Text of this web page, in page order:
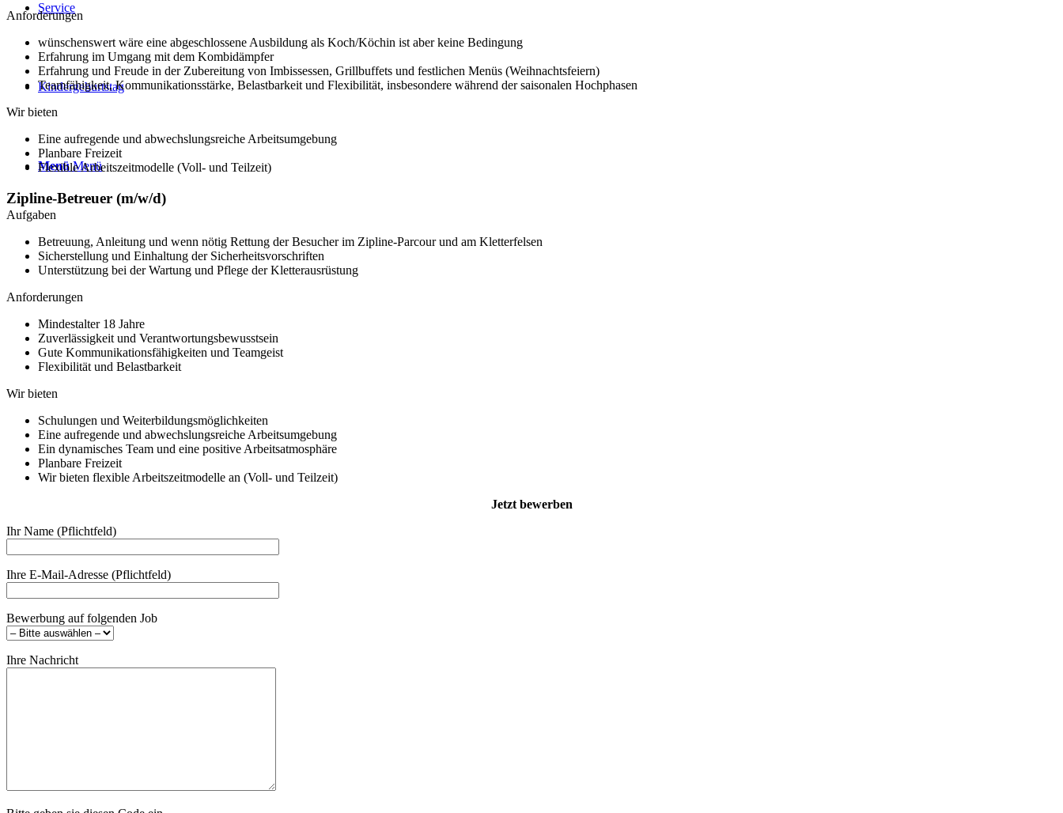
Service
Kindergeburtstag
Menü Menü
Anforderungen
wünschenswert wäre eine abgeschlossene Ausbildung als Koch/Köchin ist aber keine Bedingung
Erfahrung im Umgang mit dem Kombidämpfer
Erfahrung und Freude in der Zubereitung von Imbissessen, Grillbuffets und festlichen Menüs (Weihnachtsfeiern)
Teamfähigkeit, Kommunikationsstärke, Belastbarkeit und Flexibilität, insbesondere während der saisonalen Hochphasen
Wir bieten
Eine aufregende und abwechslungsreiche Arbeitsumgebung
Planbare Freizeit
Flexible Arbeitszeitmodelle (Voll- und Teilzeit)
Zipline-Betreuer (m/w/d)
Aufgaben
Betreuung, Anleitung und wenn nötig Rettung der Besucher im Zipline-Parcour und am Kletterfelsen
Sicherstellung und Einhaltung der Sicherheitsvorschriften
Unterstützung bei der Wartung und Pflege der Kletterausrüstung
Anforderungen
Mindestalter 18 Jahre
Zuverlässigkeit und Verantwortungsbewusstsein
Gute Kommunikationsfähigkeiten und Teamgeist
Flexibilität und Belastbarkeit
Wir bieten
Schulungen und Weiterbildungsmöglichkeiten
Eine aufregende und abwechslungsreiche Arbeitsumgebung
Ein dynamisches Team und eine positive Arbeitsatmosphäre
Planbare Freizeit
Wir bieten flexible Arbeitszeitmodelle an (Voll- und Teilzeit)
Jetzt bewerben
Ihr Name (Pflichtfeld)
Ihre E-Mail-Adresse (Pflichtfeld)
Bewerbung auf folgenden Job
Ihre Nachricht